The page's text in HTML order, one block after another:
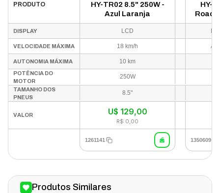
PRODUTO
HY-TR02 8.5" 250W -
Azul Laranja
HY-
Road
DISPLAY LCD
VELOCIDADE MÁXIMA 18 km/h
AUTONOMIA MÁXIMA 10 km
POTÊNCIA DO
MOTOR
250W
TAMANHO DOS
PNEUS
8.5"
VALOR U$ 129,00
R$ 0,00
1261141 1350609
Produtos Similares